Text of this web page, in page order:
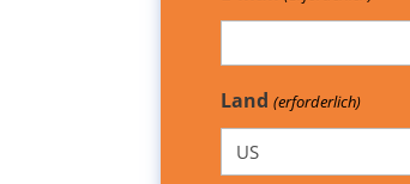
Land (erforderlich)